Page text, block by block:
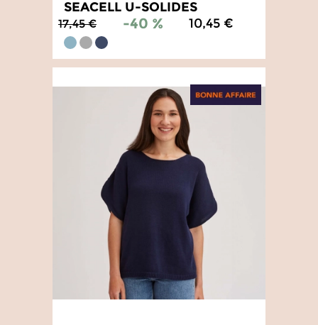
SEACELL U-SOLIDES
17,45 € -40 % 10,45 €